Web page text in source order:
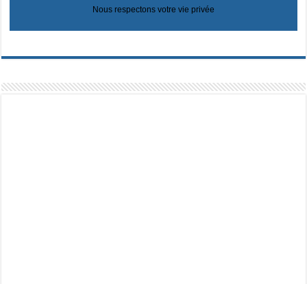
Nous respectons votre vie privée